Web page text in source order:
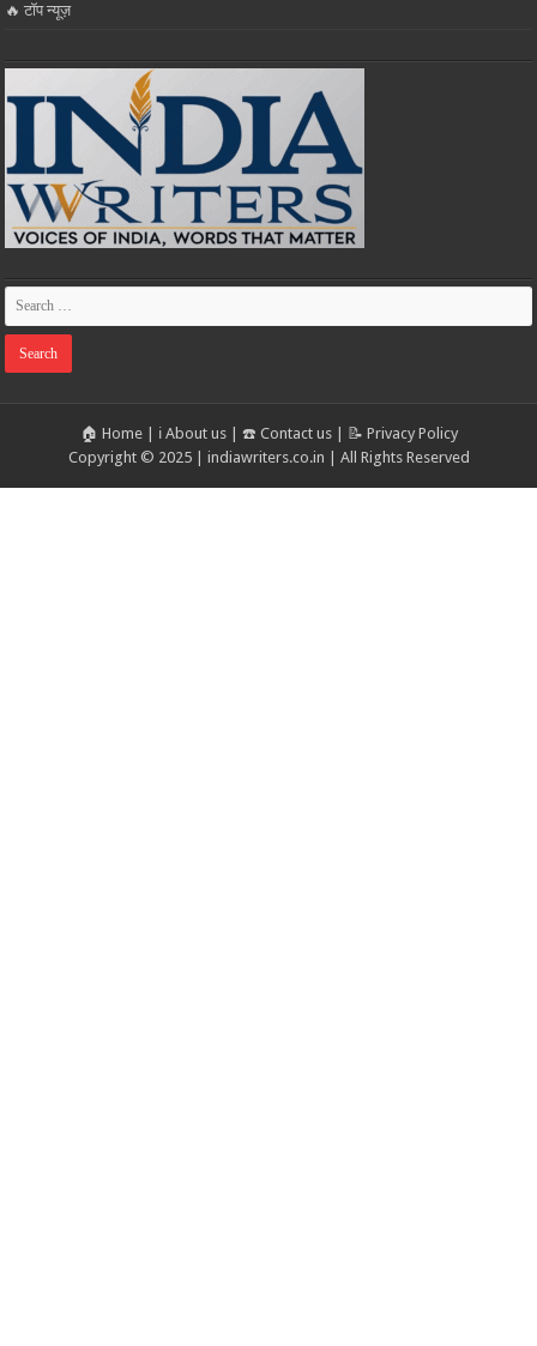
🔥 टॉप न्यूज़
🏠 Home| ℹ️ About us| ☎️ Contact us|
📝 Privacy Policy
Copyright © 2025 | indiawriters.co.in | All Rights Reserved